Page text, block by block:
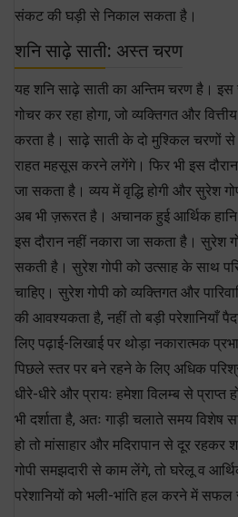
संकट की घड़ी से निकाल सकता है।
शनि साढ़े साती: अस्त चरण
यह शनि साढ़े साती का अन्तिम चरण है।
गोचर कर रहा होगा, जो व्यक्तिगत और
करता है। साढ़े साती के दो मुश्किल चरणों
राहत महसूस करने लगेंगे। फिर भी इस
जा सकता है। व्यय में वृद्धि होगी और सुरेश
अब भी ज़रूरत है। अचानक हुई आर्थिक हानि
इस दौरान नहीं नकारा जा सकता है। सुरेश
सकती है। सुरेश गोपी को उत्साह के साथ
चाहिए। सुरेश गोपी को व्यक्तिगत और
की आवश्यकता है, नहीं तो बड़ी परेशानियाँ
लिए पढ़ाई-लिखाई पर थोड़ा नकारात्मक
पिछले स्तर पर बने रहने के लिए अधिक
धीरे-धीरे और प्रायः हमेशा विलम्ब से
भी दर्शाता है, अतः गाड़ी चलाते समय विशेष
हो तो मांसाहार और मदिरापान से दूर
गोपी समझदारी से काम लेंगे, तो घरेलू व
परेशानियों को भली-भांति हल करने में सफल